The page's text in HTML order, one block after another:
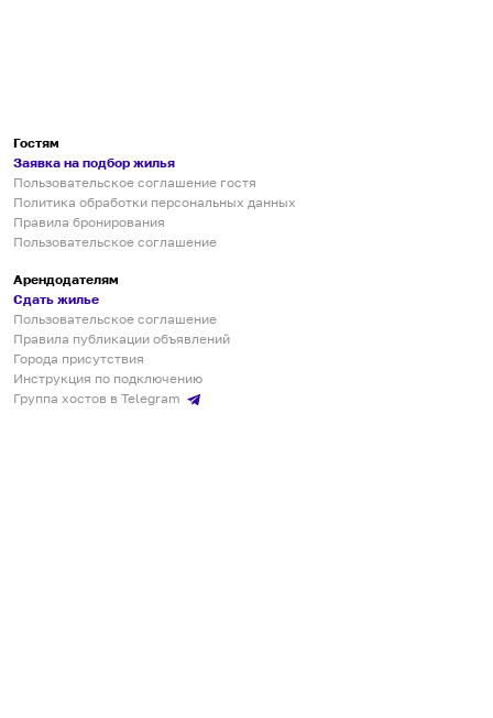
Гостям
Заявка на подбор жилья
Пользовательское соглашение гостя
Политика обработки персональных данных
Правила бронирования
Пользовательское соглашение
Арендодателям
Сдать жилье
Пользовательское соглашение
Правила публикации объявлений
Города присутствия
Инструкция по подключению
Группа хостов в Telegram